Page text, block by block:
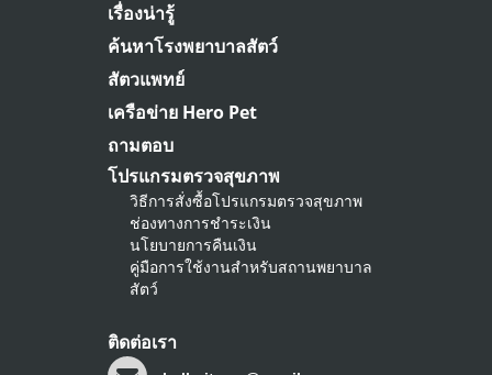
เรื่องน่ารู้
ค้นหาโรงพยาบาลสัตว์
สัตวแพทย์
เครือข่าย Hero Pet
ถามตอบ
โปรแกรมตรวจสุขภาพ
วิธีการสั่งซื้อโปรแกรมตรวจสุขภาพ
ช่องทางการชำระเงิน
นโยบายการคืนเงิน
คู่มือการใช้งานสำหรับสถานพยาบาล
สัตว์
ติดต่อเรา